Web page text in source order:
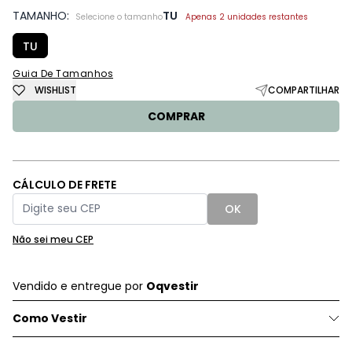
TAMANHO: Selecione o tamanhoTU Apenas 2 unidades restantes
TU
COMPRAR
WISHLIST COMPARTILHAR
Guia De Tamanhos
CÁLCULO DE FRETE
OK
Não sei meu CEP
Vendido e entregue por Oqvestir
Como Vestir